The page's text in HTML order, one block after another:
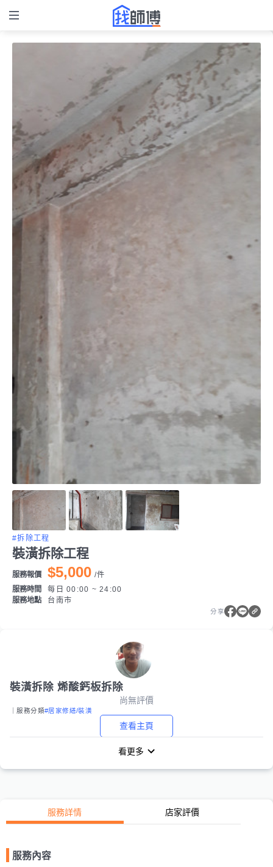
#拆除工程
裝潢拆除工程
服務報價 $5,000 /件
服務時間
每日 00:00 ~ 24:00
服務地點
台南市
分享
裝潢拆除 烯酸鈣板拆除
尚無評價
｜服務分類#居家修繕/裝潢
查看主頁
看更多
服務詳情 店家評價
服務內容